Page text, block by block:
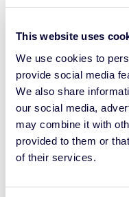
This website uses
We use cookies to
provide social media
We also share
our social media,
may combine it with
provided to them or
of their services.